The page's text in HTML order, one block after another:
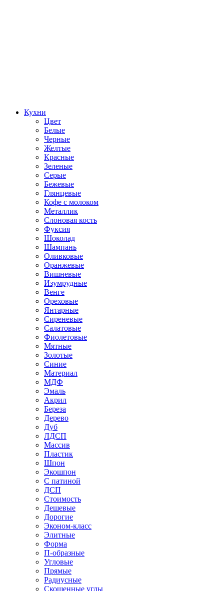
Кухни
Цвет
Белые
Черные
Желтые
Красные
Зеленые
Серые
Бежевые
Глянцевые
Кофе с молоком
Металлик
Слоновая кость
Фуксия
Шоколад
Шампань
Оливковые
Оранжевые
Вишневые
Изумрудные
Венге
Ореховые
Янтарные
Сиреневые
Салатовые
Фиолетовые
Мятные
Золотые
Синие
Материал
МДФ
Эмаль
Акрил
Береза
Дерево
Дуб
ЛДСП
Массив
Пластик
Шпон
Экошпон
С патиной
ДСП
Стоимость
Дешевые
Дорогие
Эконом-класс
Элитные
Форма
П-образные
Угловые
Прямые
Радиусные
Скошенные углы